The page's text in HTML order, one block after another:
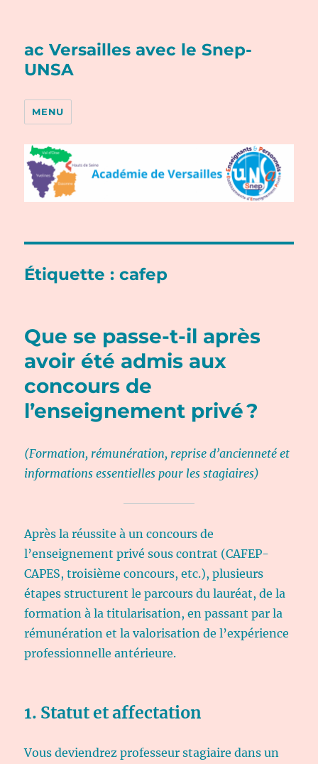
ac Versailles avec le Snep-
UNSA
MENU
Étiquette :cafep
Que se passe-t-il après
avoir été admis aux
concours de
l’enseignement privé ?
(Formation, rémunération, reprise d’ancienneté et
informations essentielles pour les stagiaires)
Après la réussite à un concours de
l’enseignement privé sous contrat (CAFEP-
CAPES, troisième concours, etc.), plusieurs
étapes structurent le parcours du lauréat, de la
formation à la titularisation, en passant par la
rémunération et la valorisation de l’expérience
professionnelle antérieure.
1. Statut et affectation
Vous deviendrez professeur stagiaire dans un